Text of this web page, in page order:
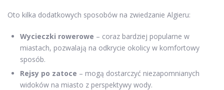
Oto kilka dodatkowych sposobów na zwiedzanie Algieru:
Wycieczki rowerowe – coraz bardziej popularne w
miastach, pozwalają na odkrycie okolicy w komfortowy
sposób.
Rejsy po zatoce – mogą dostarczyć niezapomnianych
widoków na miasto z perspektywy wody.